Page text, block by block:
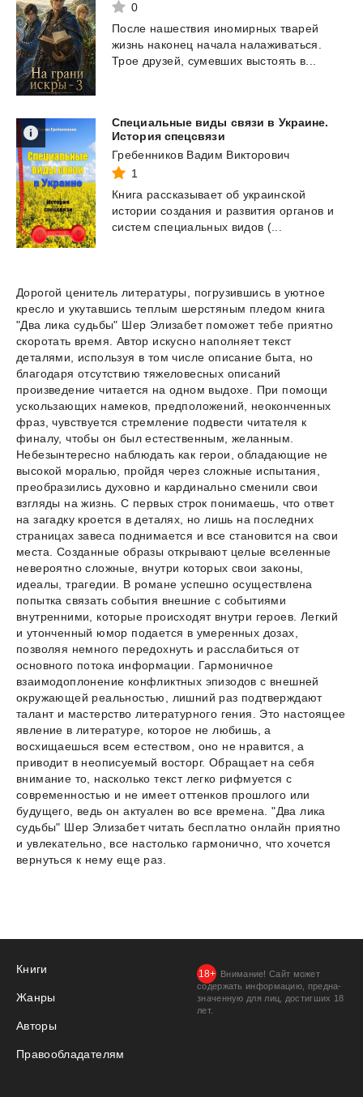
0
После нашествия иномирных тварей
жизнь наконец начала налаживаться.
Трое друзей, сумевших выстоять в...
Специальные виды связи в Украине.
История спецсвязи
Гребенников Вадим Викторович
1
Книга рассказывает об украинской
истории создания и развития органов и
систем специальных видов (...
Дорогой ценитель литературы, погрузившись в уютное
кресло и укутавшись теплым шерстяным пледом книга
"Два лика судьбы" Шер Элизабет поможет тебе приятно
скоротать время. Автор искусно наполняет текст
деталями, используя в том числе описание быта, но
благодаря отсутствию тяжеловесных описаний
произведение читается на одном выдохе. При помощи
ускользающих намеков, предположений, неоконченных
фраз, чувствуется стремление подвести читателя к
финалу, чтобы он был естественным, желанным.
Небезынтересно наблюдать как герои, обладающие не
высокой моралью, пройдя через сложные испытания,
преобразились духовно и кардинально сменили свои
взгляды на жизнь. С первых строк понимаешь, что ответ
на загадку кроется в деталях, но лишь на последних
страницах завеса поднимается и все становится на свои
места. Созданные образы открывают целые вселенные
невероятно сложные, внутри которых свои законы,
идеалы, трагедии. В романе успешно осуществлена
попытка связать события внешние с событиями
внутренними, которые происходят внутри героев. Легкий
и утонченный юмор подается в умеренных дозах,
позволяя немного передохнуть и расслабиться от
основного потока информации. Гармоничное
взаимодоплонение конфликтных эпизодов с внешней
окружающей реальностью, лишний раз подтверждают
талант и мастерство литературного гения. Это настоящее
явление в литературе, которое не любишь, а
восхищаешься всем естеством, оно не нравится, а
приводит в неописуемый восторг. Обращает на себя
внимание то, насколько текст легко рифмуется с
современностью и не имеет оттенков прошлого или
будущего, ведь он актуален во все времена. "Два лика
судьбы" Шер Элизабет читать бесплатно онлайн приятно
и увлекательно, все настолько гармонично, что хочется
вернуться к нему еще раз.
Книги
Жанры
Авторы
Правообладателям
Внимание! Сайт может
содержать информацию, предна­
значенную для лиц, дости­гших 18
лет.